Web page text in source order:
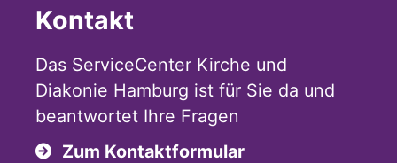
Kontakt
Das ServiceCenter Kirche und
Diakonie Hamburg ist für Sie da und
beantwortet Ihre Fragen
Zum Kontaktformular